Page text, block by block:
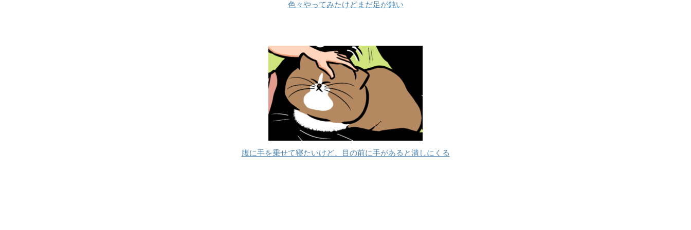
色々やってみたけどまだ足が鈍い
腹に手を乗せて寝たいけど、目の前に手があると潰しにくる